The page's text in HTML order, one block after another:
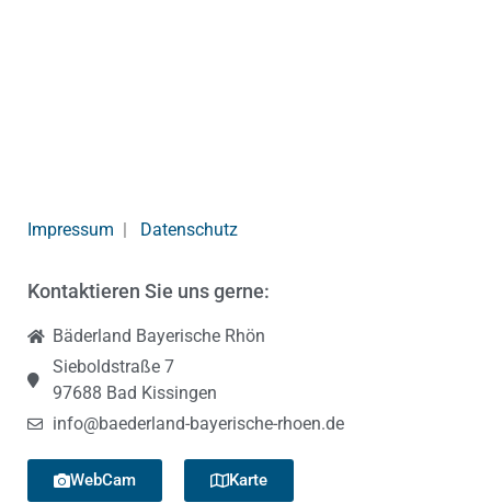
Impressum Datenschutz
Kontaktieren Sie uns gerne:
Bäderland Bayerische Rhön
Sieboldstraße 7
97688 Bad Kissingen
info@baederland-bayerische-rhoen.de
WebCam Karte